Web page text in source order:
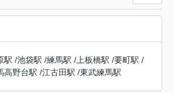
駅 /池袋駅 /練馬駅 / 上板橋駅 /要町駅 /
高野台駅 /江古田駅 /東武練馬駅